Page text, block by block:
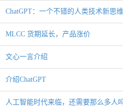
ChatGPT：一个不错的人类技术新思维
MLCC 货期延长，产品涨价
文心一言介绍
介绍ChatGPT
人工智能时代来临，还需要那么多人吗